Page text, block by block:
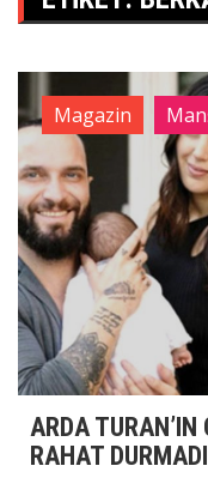
Magazin
ARDA TURAN’IN
RAHAT